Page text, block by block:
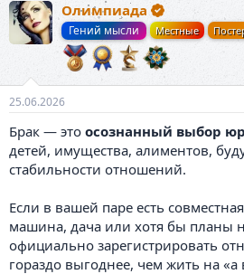
к
ц
Олимпиада
Гений мысли Местные
25.06.2026
Брак — это осознанный выбор
детей, имущества, алиментов,
стабильности отношений.
Если в вашей паре есть
машина, дача или хотя бы планы
официально зарегистрировать
гораздо выгоднее, чем жить на «а